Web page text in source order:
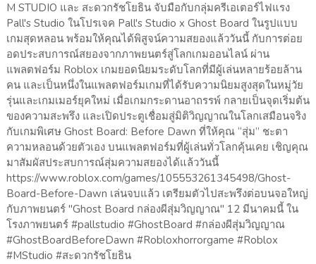
M STUDIO และ สะดวกรัชโยธิน จับมือกับกลุ่มครีเอเตอร์ไฟแรง
Pall's Studio ในโปรเจค Pall's Studio x Ghost Board ในรูปแบบ
เกมสุดหลอน พร้อมให้คุณได้พิสูจน์ความสยองแล้ววันนี้ กับการต่อย
อดประสบการณ์สยองจากภาพยนตร์สู่โลกเกมออนไลน์ ผ่าน
แพลตฟอร์ม Roblox เกมยอดนิยมระดับโลกที่มีผู้เล่นหลายร้อยล้าน
คน และเป็นหนึ่งในแพลตฟอร์มเกมที่ได้รับความนิยมสูงสุดในหมู่วัย
รุ่นและเกมเมอร์ยุคใหม่ เมื่อเกมกระดานอาถรรพ์ กลายเป็นจุดเริ่มต้น
ของความสะพรึง และเปิดประตูเชื่อมสู่มิติวิญญาณในโลกเสมือนจริง
กับเกมพิเศษ Ghost Board: Before Dawn ที่ให้คุณ “สุ่ม” ชะตา
ความหลอนด้วยตัวเอง บนแพลตฟอร์มที่ผู้เล่นทั่วโลกคุ้นเคย เชิญคุณ
มาสัมผัสประสบการณ์สุ่มความสยองได้แล้ววันนี้
https://www.roblox.com/games/105553261345498/Ghost-
Board-Before-Dawn เล่นจบแล้ว เตรียมตัวไปสะพรึงต่อบนจอใหญ่
กับภาพยนตร์ "Ghost Board กล่องผีสุ่มวิญญาณ" 12 มีนาคมนี้ ใน
โรงภาพยนตร์ #pallstudio #GhostBoard #กล่องผีสุ่มวิญญาณ
#GhostBoardBeforeDawn #Robloxhorrorgame #Roblox
#MStudio #สะดวกรัชโยธิน